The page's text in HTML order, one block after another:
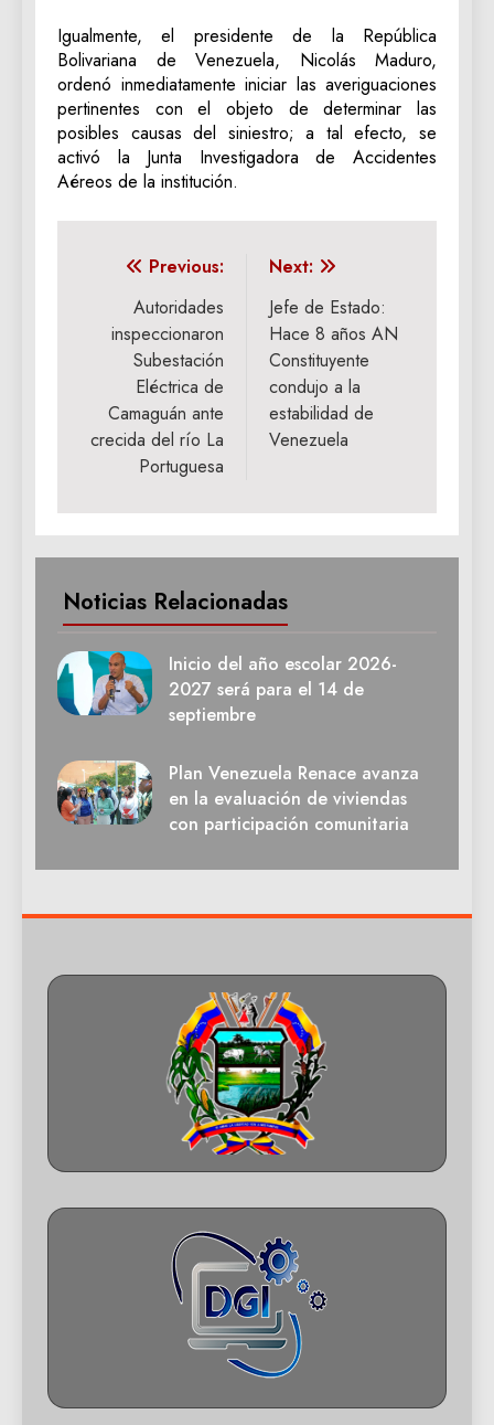
Igualmente, el presidente de la República
Bolivariana de Venezuela, Nicolás Maduro,
ordenó inmediatamente iniciar las averiguaciones
pertinentes con el objeto de determinar las
posibles causas del siniestro; a tal efecto, se
activó la Junta Investigadora de Accidentes
Aéreos de la institución.
Navegación
entradas
Previous:
Autoridades
inspeccionaron
Subestación
Eléctrica de
Camaguán ante
crecida del río La
Portuguesa
Next:
Jefe de Estado:
Hace 8 años AN
Constituyente
condujo a la
estabilidad de
Venezuela
Noticias Relacionadas
Inicio del año escolar 2026-
2027 será para el 14 de
septiembre
Plan Venezuela Renace avanza
en la evaluación de viviendas
con participación comunitaria